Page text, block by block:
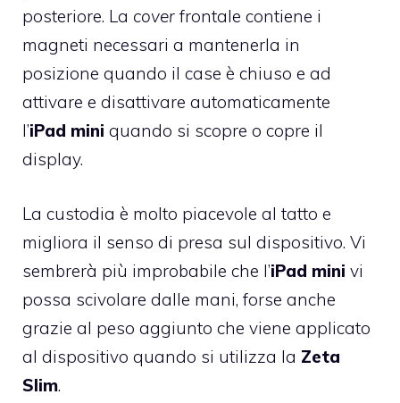
posteriore. La cover frontale contiene i
magneti necessari a mantenerla in
posizione quando il case è chiuso e ad
attivare e disattivare automaticamente
l’iPad mini quando si scopre o copre il
display.
La custodia è molto piacevole al tatto e
migliora il senso di presa sul dispositivo. Vi
sembrerà più improbabile che l’iPad mini vi
possa scivolare dalle mani, forse anche
grazie al peso aggiunto che viene applicato
al dispositivo quando si utilizza la Zeta
Slim.